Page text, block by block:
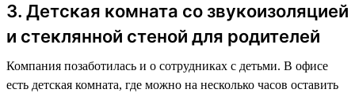
3. Детская комната со звукоизоляцией
и стеклянной стеной для родителей
Компания позаботилась и о сотрудниках с детьми. В офисе
есть детская комната, где можно на несколько часов оставить